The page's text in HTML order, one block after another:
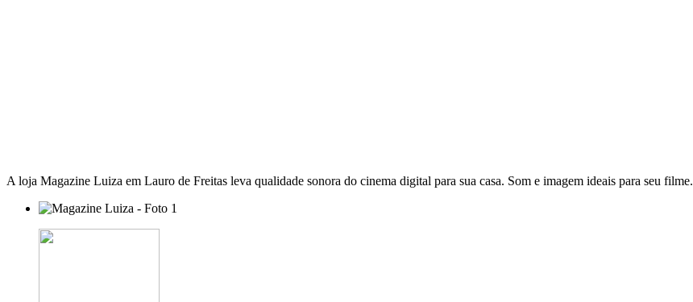
A loja Magazine Luiza em Lauro de Freitas leva qualidade sonora do cinema digital para sua casa. Som e imagem ideais para seu filme.